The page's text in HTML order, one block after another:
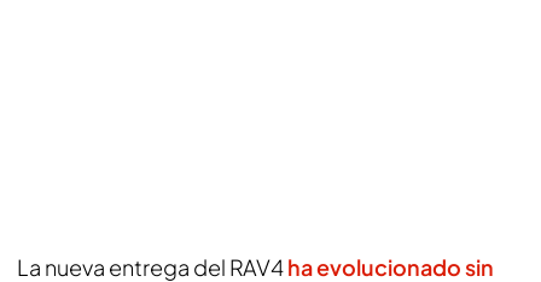
La nueva entrega del RAV4ha evolucionado sin